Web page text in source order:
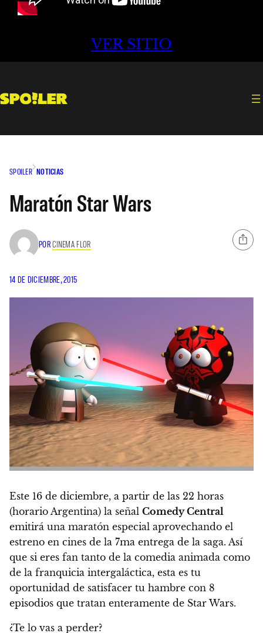
VER SITIO
SPOILER NOTICIAS
Maratón Star Wars
PORCINEMA FLOR
14 DE DICIEMBRE, 2015
Este 16 de diciembre, a partir de las 22 horas
(horario Argentina) la señal Comedy Central
emitirá una maratón especial aprovechando el
estreno en cines de la 7ma entrega de la saga. Así
que si eres fan tanto de la comedia animada como
de la franquicia intergaláctica, esta es tu
oportunidad de satisfacer tu hambre con 8
episodios que tratan enteramente de Star Wars.
¿Te lo vas a perder?